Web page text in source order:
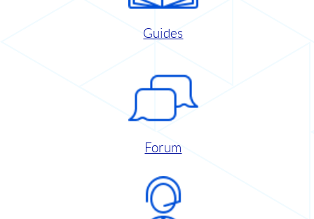
Guides
Forum